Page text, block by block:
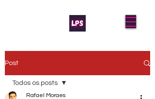
Post
Todos os posts
Rafael Moraes